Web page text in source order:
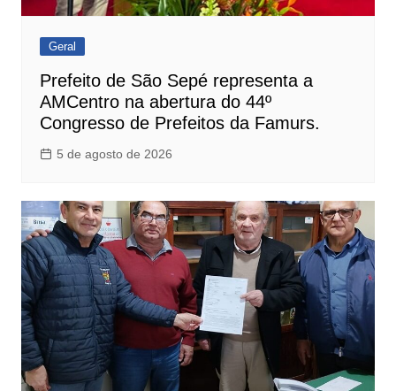
Geral
Prefeito de São Sepé representa a
AMCentro na abertura do 44º
Congresso de Prefeitos da Famurs.
5 de agosto de 2026